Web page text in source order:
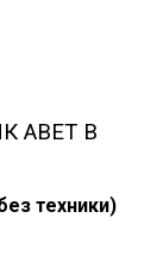
ABET В
техники)